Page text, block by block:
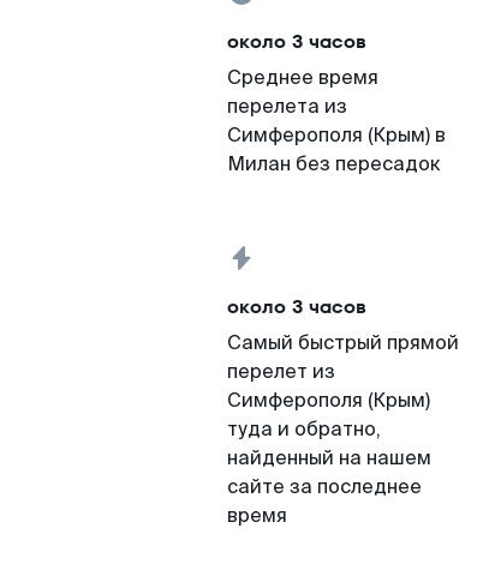
около 3 часов
Среднее время
перелета из
Симферополя (Крым) в
Милан без пересадок
около 3 часов
Самый быстрый прямой
перелет из
Симферополя (Крым)
туда и обратно,
найденный на нашем
сайте за последнее
время